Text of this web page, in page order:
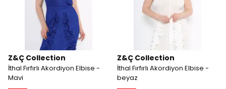
Z&Ç Collection
İthal Fırfırlı Akordiyon Elbise -
Mavi
Z&Ç Collection
İthal Fırfırlı Akordiyon Elbise -
beyaz